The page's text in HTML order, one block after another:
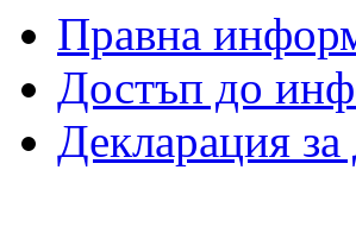
Правна
Достъп до
Декларация